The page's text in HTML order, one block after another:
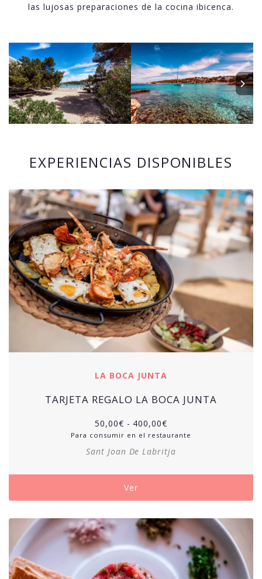
las lujosas preparaciones de la cocina ibicenca.
EXPERIENCIAS DISPONIBLES
LA BOCA JUNTA
TARJETA REGALO LA BOCA JUNTA
50,00€ - 400,00€
Para consumir en el restaurante
Sant Joan De Labritja
Ver